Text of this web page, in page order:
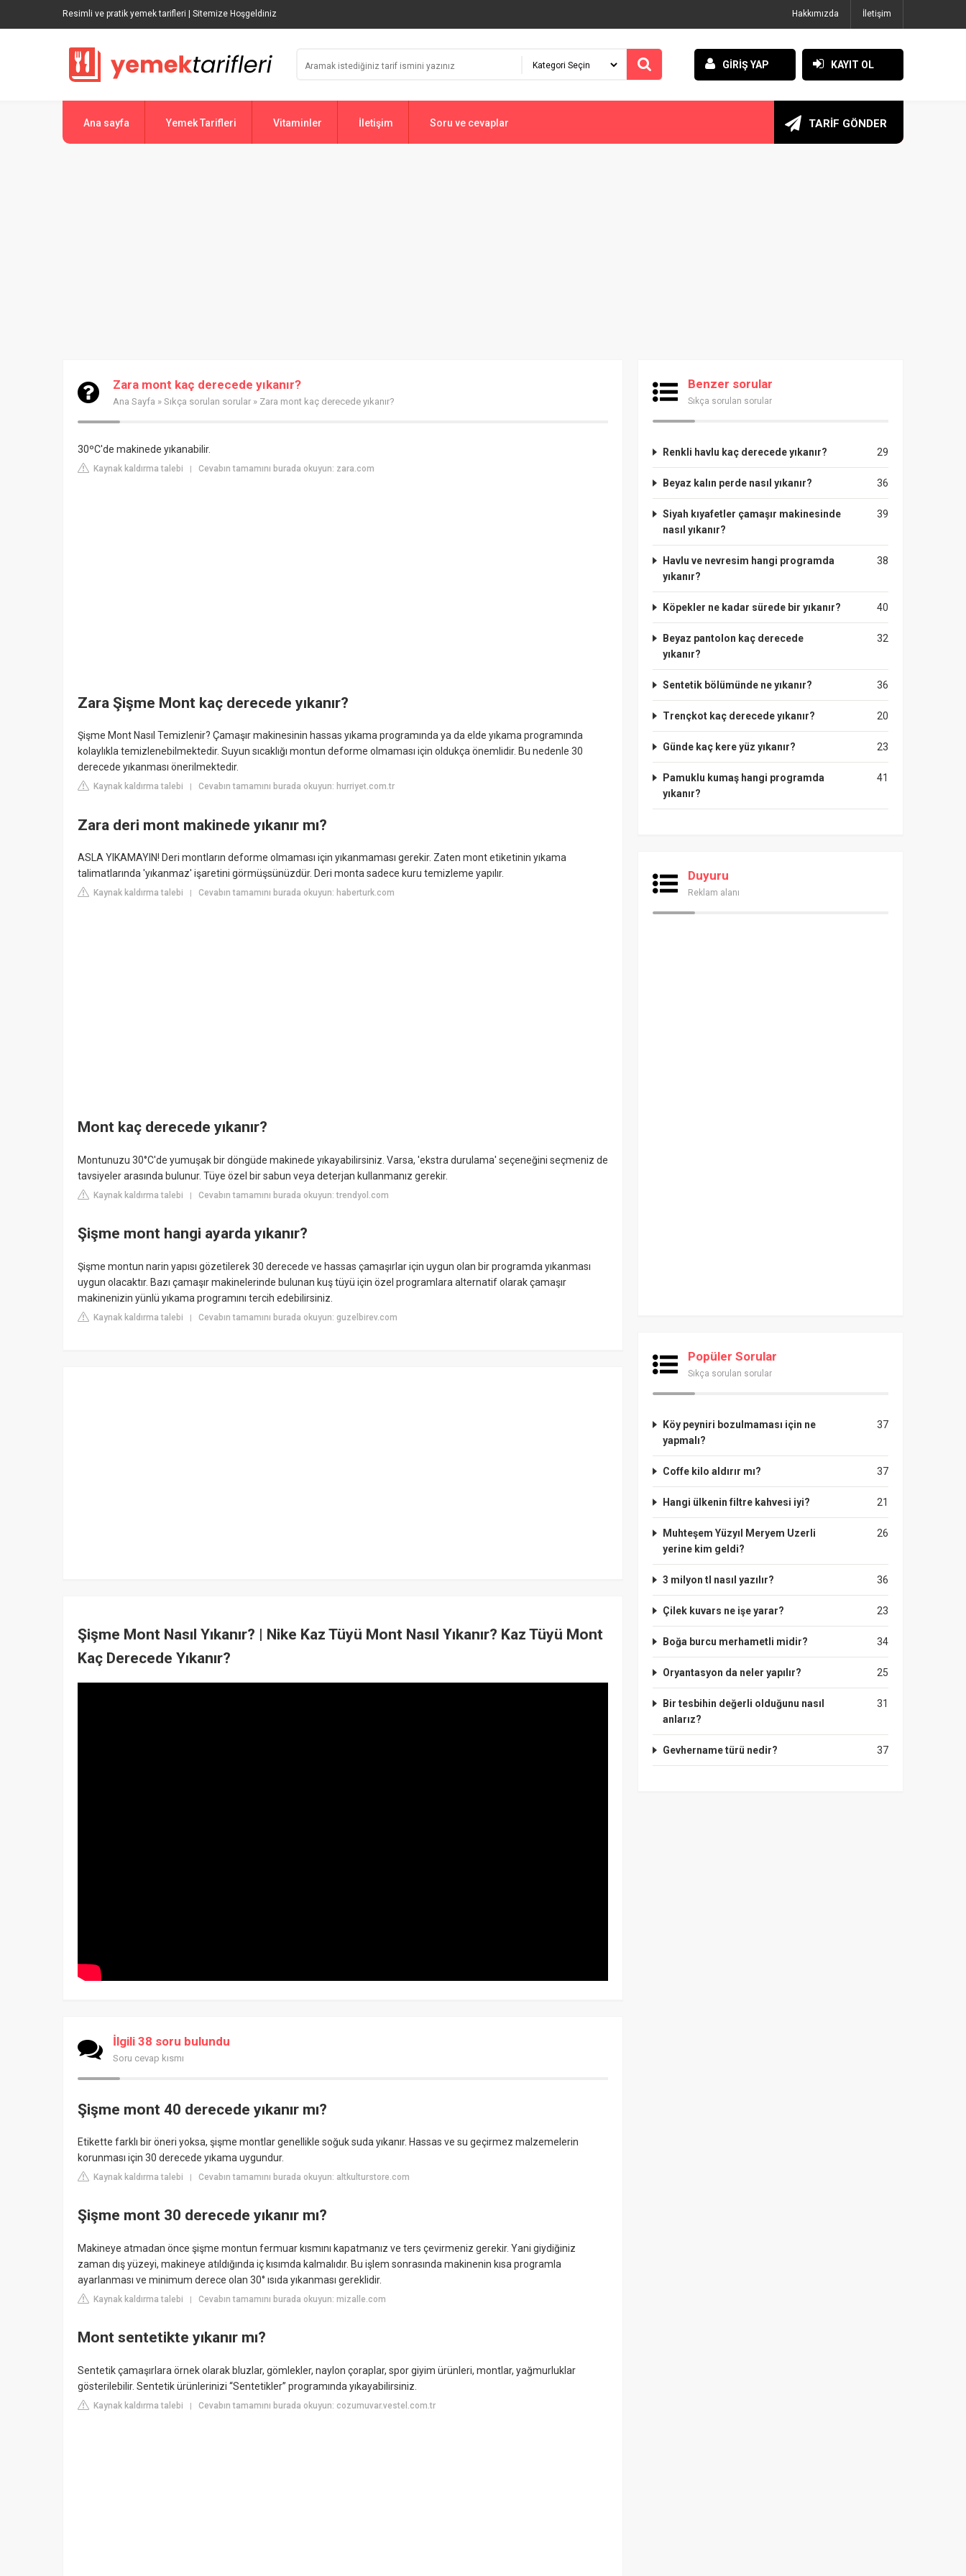
Resimli ve pratik yemek tarifleri | Sitemize Hoşgeldiniz Hakkımızda İletişim
GİRİŞ YAP KAYIT OL
Ana sayfa Yemek Tarifleri Vitaminler İletişim Soru ve cevaplar TARİF GÖNDER
Zara mont kaç derecede yıkanır?
Ana Sayfa » Sıkça sorulan sorular » Zara mont kaç derecede yıkanır?
30ºC'de makinede yıkanabilir.
Kaynak kaldırma talebi | Cevabın tamamını burada okuyun: zara.com
Zara Şişme Mont kaç derecede yıkanır?
Şişme Mont Nasıl Temizlenir? Çamaşır makinesinin hassas yıkama programında ya da elde yıkama programında
kolaylıkla temizlenebilmektedir. Suyun sıcaklığı montun deforme olmaması için oldukça önemlidir. Bu nedenle 30
derecede yıkanması önerilmektedir.
Kaynak kaldırma talebi Cevabın tamamını burada okuyun: hurriyet.com.tr
Zara deri mont makinede yıkanır mı?
ASLA YIKAMAYIN! Deri montların deforme olmaması için yıkanmaması gerekir. Zaten mont etiketinin yıkama
talimatlarında 'yıkanmaz' işaretini görmüşsünüzdür. Deri monta sadece kuru temizleme yapılır.
Kaynak kaldırma talebi Cevabın tamamını burada okuyun: haberturk.com
Mont kaç derecede yıkanır?
Montunuzu 30°C'de yumuşak bir döngüde makinede yıkayabilirsiniz. Varsa, 'ekstra durulama' seçeneğini seçmeniz de
tavsiyeler arasında bulunur. Tüye özel bir sabun veya deterjan kullanmanız gerekir.
Kaynak kaldırma talebi | Cevabın tamamını burada okuyun: trendyol.com
Şişme mont hangi ayarda yıkanır?
Şişme montun narin yapısı gözetilerek 30 derecede ve hassas çamaşırlar için uygun olan bir programda yıkanması
uygun olacaktır. Bazı çamaşır makinelerinde bulunan kuş tüyü için özel programlara alternatif olarak çamaşır
makinenizin yünlü yıkama programını tercih edebilirsiniz.
Kaynak kaldırma talebi | Cevabın tamamını burada okuyun: guzelbirev.com
Şişme Mont Nasıl Yıkanır? | Nike Kaz Tüyü Mont Nasıl Yıkanır? Kaz Tüyü Mont
Kaç Derecede Yıkanır?
İlgili 38 soru bulundu
Soru cevap kısmı
Şişme mont 40 derecede yıkanır mı?
Etikette farklı bir öneri yoksa, şişme montlar genellikle soğuk suda yıkanır. Hassas ve su geçirmez malzemelerin
korunması için 30 derecede yıkama uygundur.
Kaynak kaldırma talebi | Cevabın tamamını burada okuyun: altkulturstore.com
Şişme mont 30 derecede yıkanır mı?
Makineye atmadan önce şişme montun fermuar kısmını kapatmanız ve ters çevirmeniz gerekir. Yani giydiğiniz
zaman dış yüzeyi, makineye atıldığında iç kısımda kalmalıdır. Bu işlem sonrasında makinenin kısa programla
ayarlanması ve minimum derece olan 30° ısıda yıkanması gereklidir.
Kaynak kaldırma talebi | Cevabın tamamını burada okuyun: mizalle.com
Mont sentetikte yıkanır mı?
Sentetik çamaşırlara örnek olarak bluzlar, gömlekler, naylon çoraplar, spor giyim ürünleri, montlar, yağmurluklar
gösterilebilir. Sentetik ürünlerinizi “Sentetikler” programında yıkayabilirsiniz.
Kaynak kaldırma talebi | Cevabın tamamını burada okuyun: cozumuvar.vestel.com.tr
Benzer sorular
Sıkça sorulan sorular
29
Renkli havlu kaç derecede yıkanır?
36
Beyaz kalın perde nasıl yıkanır?
39
Siyah kıyafetler çamaşır makinesinde
nasıl yıkanır?
38
Havlu ve nevresim hangi programda
yıkanır?
40
Köpekler ne kadar sürede bir yıkanır?
32
Beyaz pantolon kaç derecede
yıkanır?
36
Sentetik bölümünde ne yıkanır?
20
Trençkot kaç derecede yıkanır?
23
Günde kaç kere yüz yıkanır?
41
Pamuklu kumaş hangi programda
yıkanır?
Duyuru
Reklam alanı
Popüler Sorular
Sıkça sorulan sorular
37
Köy peyniri bozulmaması için ne
yapmalı?
37
Coffe kilo aldırır mı?
21
Hangi ülkenin filtre kahvesi iyi?
26
Muhteşem Yüzyıl Meryem Uzerli
yerine kim geldi?
36
3 milyon tl nasıl yazılır?
23
Çilek kuvars ne işe yarar?
34
Boğa burcu merhametli midir?
25
Oryantasyon da neler yapılır?
31
Bir tesbihin değerli olduğunu nasıl
anlarız?
37
Gevhername türü nedir?